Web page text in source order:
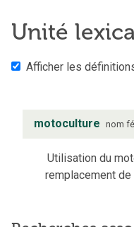
Unité
Afficher les
motoculture nom
Utilisation du
remplacement de